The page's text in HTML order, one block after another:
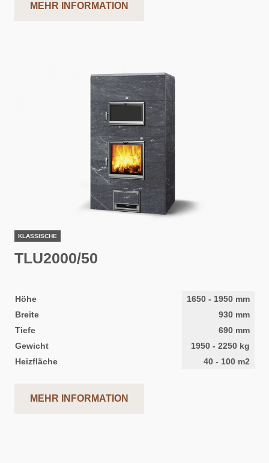
MEHR INFORMATION
KLASSISCHE
TLU2000/50
Höhe 1650 - 1950 mm
Breite
930 mm
Tiefe
690 mm
Gewicht
1950 - 2250 kg
Heizfläche
40 - 100 m2
MEHR INFORMATION